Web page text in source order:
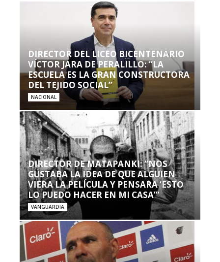
DIRECTOR DEL LICEO BICENTENARIO
VÍCTOR JARA DE PERALILLO: “LA
ESCUELA ES LA GRAN CONSTRUCTORA
DEL TEJIDO SOCIAL”
NACIONAL
DIRECTOR DE MATAPANKI: “NOS
GUSTABA LA IDEA DE QUE ALGUIEN
VIERA LA PELÍCULA Y PENSARA ‘ESTO
LO PUEDO HACER EN MI CASA’”
VANGUARDIA